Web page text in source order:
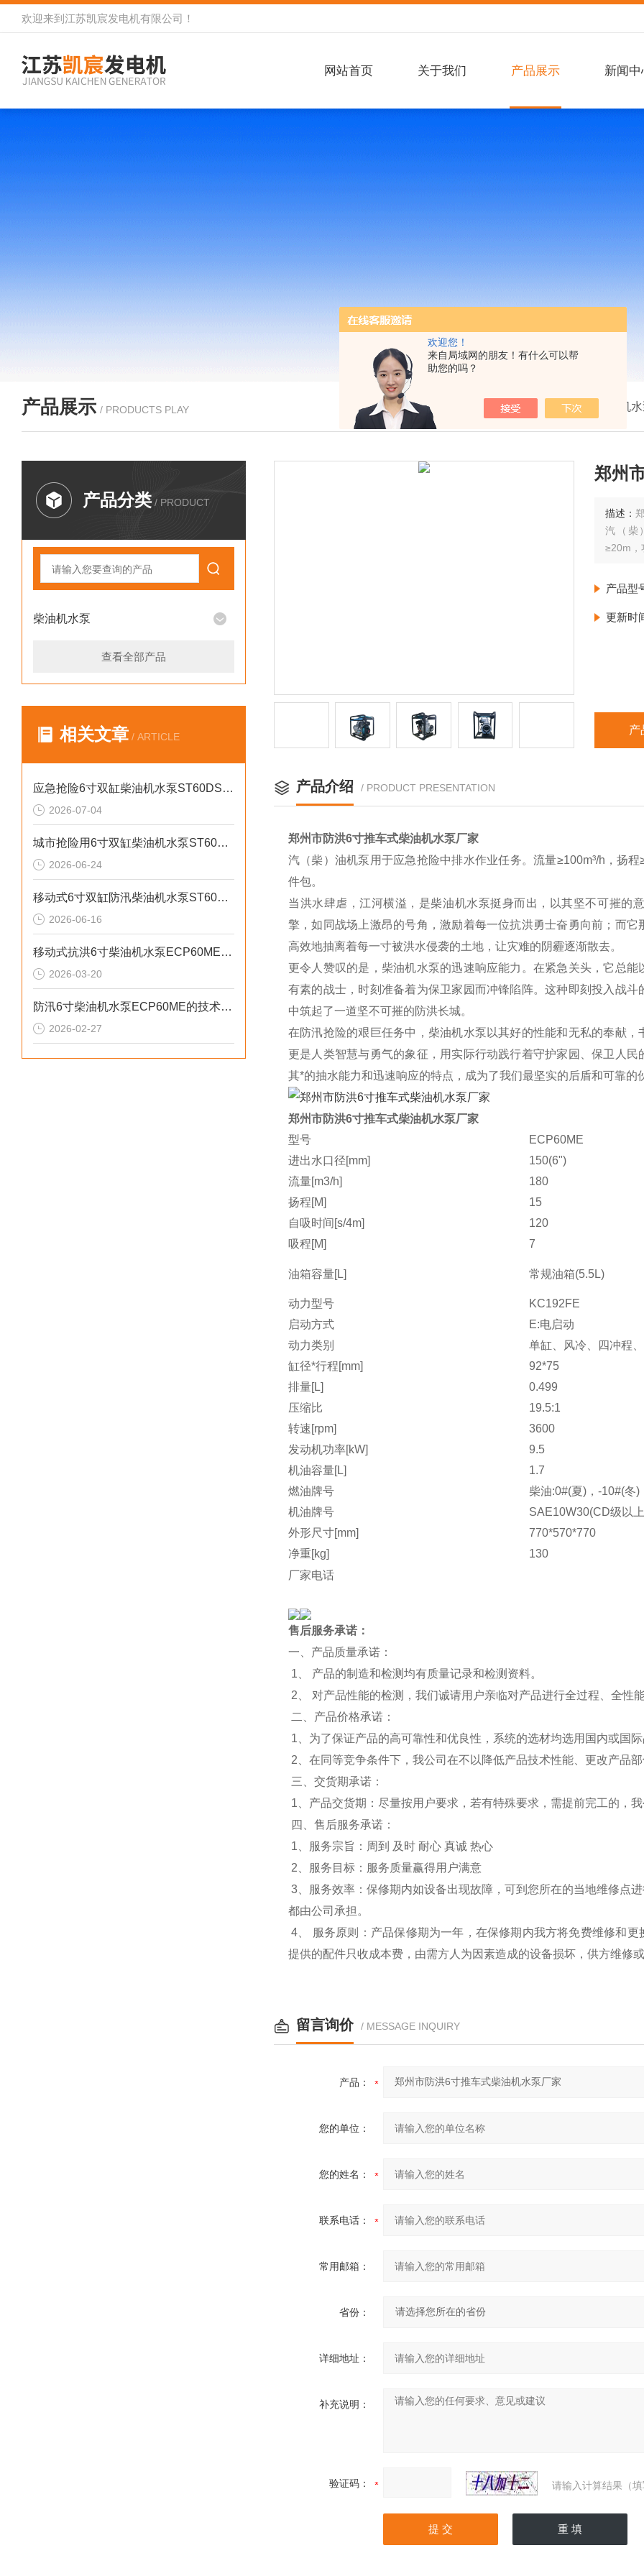
欢迎您！
来自局域网的朋友！有什么可以帮
助您的吗？
欢迎来到 江苏凯宸发电机有限公司 ！
网站首页 关于我们 产品展示 新闻中
产品展示 / PRODUCTS PLAY 首页> 产品展示> 柴油机
产品分类 / PRODUCT
柴油机水泵
查看全部产品
相关文章 / ARTICLE
应急抢险6寸双缸柴油机水泵ST60DS产品介绍
2026-07-04
城市抢险用6寸双缸柴油机水泵ST60DS产品介绍
2026-06-24
移动式6寸双缸防汛柴油机水泵ST60SD产品介绍
2026-06-16
移动式抗洪6寸柴油机水泵ECP60ME产品介绍
2026-03-20
防汛6寸柴油机水泵ECP60ME的技术参数
2026-02-27
郑州
描述：
汽（柴
≥20m，
产品型
更新时
产
产品介绍 / PRODUCT PRESENTATION
郑州市防洪6寸推车式柴油机水泵厂家
汽（柴）油机泵用于应急抢险中排水作业任务。流量≥100m³/h，扬
件包。
当洪水肆虐，江河横溢，是柴油机水泵挺身而出，以其坚不可摧的
擎，如同战场上激昂的号角，激励着每一位抗洪勇士奋勇向前；而
高效地抽离着每一寸被洪水侵袭的土地，让灾难的阴霾逐渐散去。
更令人赞叹的是，柴油机水泵的迅速响应能力。在紧急关头，它总
有素的战士，时刻准备着为保卫家园而冲锋陷阵。这种即刻投入战
中筑起了一道坚不可摧的防洪长城。
在防汛抢险的艰巨任务中，柴油机水泵以其好的性能和无私的奉献
更是人类智慧与勇气的象征，用实际行动践行着守护家园、保卫人
其*的抽水能力和迅速响应的特点，成为了我们最坚实的后盾和可靠的
郑州市防洪6寸推车式柴油机水泵厂家
型号
ECP60ME
进出水口径[mm]
150(6")
流量[m3/h]
180
扬程[M]
15
自吸时间[s/4m]
120
吸程[M]
7
油箱容量[L] 常规油箱(5.5L)
动力型号
KC192FE
启动方式
E:电启动
动力类别
单缸、风冷、四冲程
缸径*行程[mm]
92*75
排量[L]
0.499
压缩比
19.5:1
转速[rpm]
3600
发动机功率[kW]
9.5
机油容量[L]
1.7
燃油牌号
柴油:0#(夏)，-10#(冬)
机油牌号
SAE10W30(CD级以
外形尺寸[mm]
770*570*770
净重[kg]
130
厂家电话
售后服务承诺：
一、产品质量承诺：
1、 产品的制造和检测均有质量记录和检测资料。
2、 对产品性能的检测，我们诚请用户亲临对产品进行全过程、全性
二、产品价格承诺：
1、为了保证产品的高可靠性和优良性，系统的选材均选用国内或国
2、在同等竞争条件下，我公司在不以降低产品技术性能、更改产品
三、交货期承诺：
1、产品交货期：尽量按用户要求，若有特殊要求，需提前完工的，
四、售后服务承诺：
1、服务宗旨：周到 及时 耐心 真诚 热心
2、服务目标：服务质量赢得用户满意
3、服务效率：保修期内如设备出现故障，可到您所在的当地维修点
都由公司承担。
4、 服务原则：产品保修期为一年，在保修期内我方将免费维修和
提供的配件只收成本费，由需方人为因素造成的设备损坏，供方维修
留言询价 / MESSAGE INQUIRY
产品：
您的单位：
您的姓名：
联系电话：
常用邮箱：
省份：
详细地址：
补充说明：
验证码： 请输入计算结果（